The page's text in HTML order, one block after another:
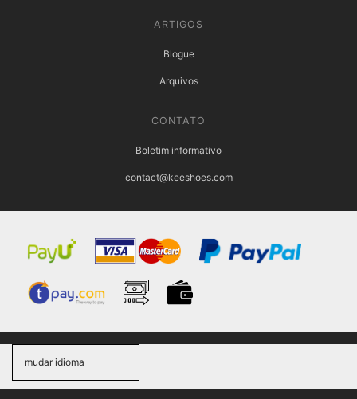
ARTIGOS
Blogue
Arquivos
CONTATO
Boletim informativo
contact@keeshoes.com
mudar idioma